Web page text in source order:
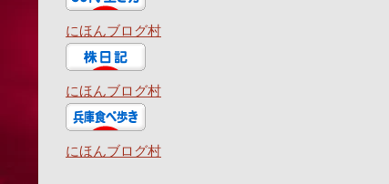
にほんブログ村
にほんブログ村
にほんブログ村